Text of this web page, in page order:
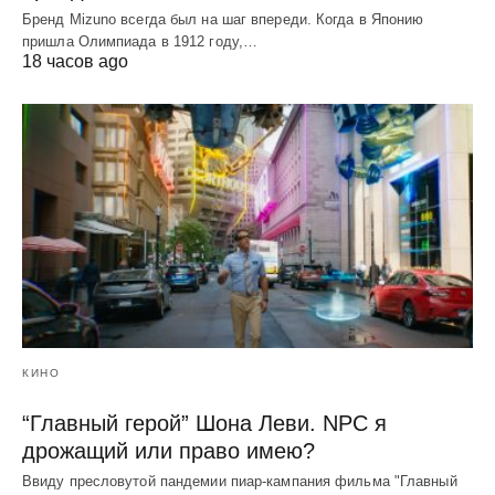
Бренд Mizuno всегда был на шаг впереди. Когда в Японию
пришла Олимпиада в 1912 году,…
18 часов ago
КИНО
“Главный герой” Шона Леви. NPC я
дрожащий или право имею?
Ввиду пресловутой пандемии пиар-кампания фильма "Главный